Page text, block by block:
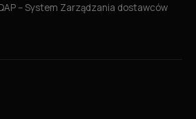
– System Zarządzania dostawców